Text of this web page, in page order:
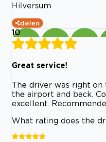
Hilversum
delen
10
Great service!
The driver was right
the airport and back.
excellent.
What rating does the